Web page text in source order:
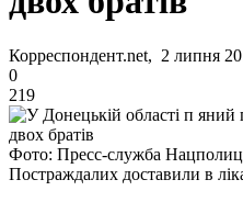
Корреспондент.net, 2 липня
0
219
Фото: Пресс-служба
Постраждалих доставили в